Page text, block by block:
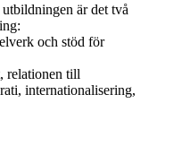
är det två
och stöd för
relationen till
internationalisering,